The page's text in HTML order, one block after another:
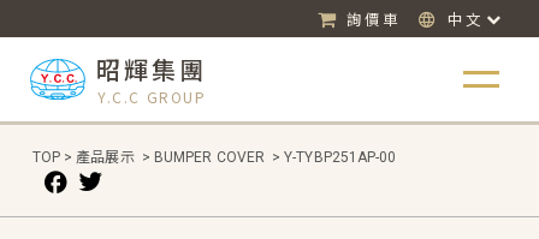
詢價車 中文
昭輝集團
Y.C.C GROUP
TOP > 產品展示 > BUMPER COVER > Y-TYBP251AP-00